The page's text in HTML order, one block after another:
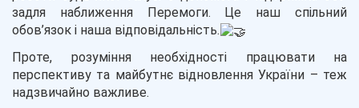
задля наближення Перемоги. Це наш спільний
обов’язок і наша відповідальність.
Проте, розуміння необхідності працювати на
перспективу та майбутнє відновлення України – теж
надзвичайно важливе.